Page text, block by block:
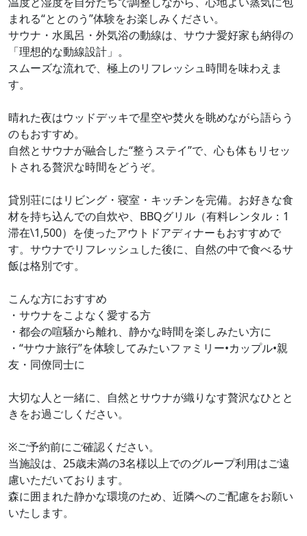
まれる“ととのう”体験をお楽しみください。
サウナ・水風呂・外気浴の動線は、サウナ愛好家も納得の
「理想的な動線設計」。
スムーズな流れで、極上のリフレッシュ時間を味わえま
す。
晴れた夜はウッドデッキで星空や焚火を眺めながら語らう
のもおすすめ。
自然とサウナが融合した“整うステイ”で、心も体もリセッ
トされる贅沢な時間をどうぞ。
貸別荘にはリビング・寝室・キッチンを完備。お好きな食
材を持ち込んでの自炊や、BBQグリル（有料レンタル：1
滞在\1,500）を使ったアウトドアディナーもおすすめで
す。サウナでリフレッシュした後に、自然の中で食べるサ
飯は格別です。
こんな方におすすめ
・サウナをこよなく愛する方
・都会の喧騒から離れ、静かな時間を楽しみたい方に
・“サウナ旅行”を体験してみたいファミリー•カップル•親
友・同僚同士に
大切な人と一緒に、自然とサウナが織りなす贅沢なひとと
きをお過ごしください。
※ご予約前にご確認ください。
当施設は、25歳未満の3名様以上でのグループ利用はご遠
慮いただいております。
森に囲まれた静かな環境のため、近隣へのご配慮をお願い
いたします。